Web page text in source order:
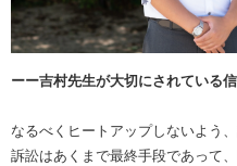
ーー吉村先生が大切にされている
なるべくヒートアップしないよう
訴訟はあくまで最終手段であって